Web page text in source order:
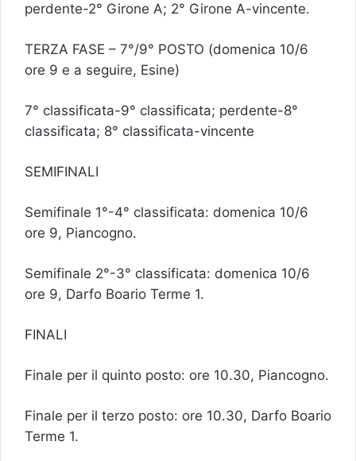
perdente-2° Girone A; 2° Girone A-vincente.
TERZA FASE – 7°/9° POSTO (domenica 10/6
ore 9 e a seguire, Esine)
7° classificata-9° classificata; perdente-8°
classificata; 8° classificata-vincente
SEMIFINALI
Semifinale 1°-4° classificata: domenica 10/6
ore 9, Piancogno.
Semifinale 2°-3° classificata: domenica 10/6
ore 9, Darfo Boario Terme 1.
FINALI
Finale per il quinto posto: ore 10.30, Piancogno.
Finale per il terzo posto: ore 10.30, Darfo Boario
Terme 1.